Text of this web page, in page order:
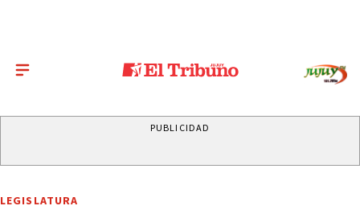
PUBLICIDAD
LEGISLATURA